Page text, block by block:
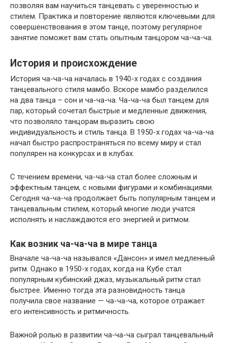
позволяя вам научиться танцевать с уверенностью и
стилем. Практика и повторение являются ключевыми для
совершенствования в этом танце, поэтому регулярное
занятие поможет вам стать опытным танцором ча-ча-ча.
История и происхождение
История ча-ча-ча началась в 1940-х годах с создания
танцевального стиля мамбо. Вскоре мамбо разделился
на два танца – сон и ча-ча-ча. Ча-ча-ча был танцем для
пар, который сочетал быстрые и медленные движения,
что позволяло танцорам выразить свою
индивидуальность и стиль танца. В 1950-х годах ча-ча-ча
начал быстро распространяться по всему миру и стал
популярен на конкурсах и в клубах.
С течением времени, ча-ча-ча стал более сложным и
эффектным танцем, с новыми фигурами и комбинациями.
Сегодня ча-ча-ча продолжает быть популярным танцем и
танцевальным стилем, который многие люди учатся
исполнять и наслаждаются его энергией и ритмом.
Как возник ча-ча-ча в мире танца
Вначале ча-ча-ча назывался «Дансон» и имел медленный
ритм. Однако в 1950-х годах, когда на Кубе стал
популярным кубинский джаз, музыкальный ритм стал
быстрее. Именно тогда эта разновидность танца
получила свое название — ча-ча-ча, которое отражает
его интенсивность и ритмичность.
Важной ролью в развитии ча-ча-ча сыграл танцевальный